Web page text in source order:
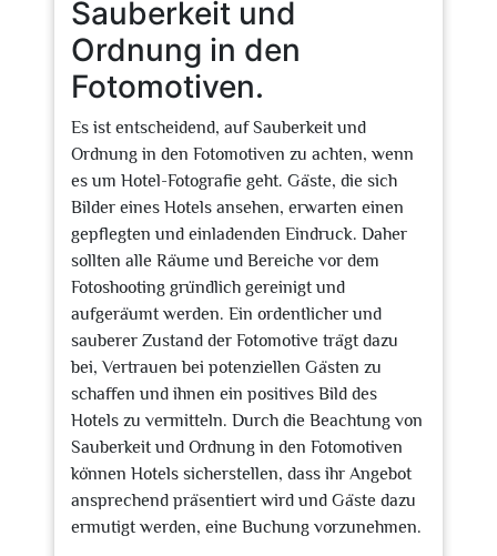
Sauberkeit und
Ordnung in den
Fotomotiven.
Es ist entscheidend, auf Sauberkeit und
Ordnung in den Fotomotiven zu achten, wenn
es um Hotel-Fotografie geht. Gäste, die sich
Bilder eines Hotels ansehen, erwarten einen
gepflegten und einladenden Eindruck. Daher
sollten alle Räume und Bereiche vor dem
Fotoshooting gründlich gereinigt und
aufgeräumt werden. Ein ordentlicher und
sauberer Zustand der Fotomotive trägt dazu
bei, Vertrauen bei potenziellen Gästen zu
schaffen und ihnen ein positives Bild des
Hotels zu vermitteln. Durch die Beachtung von
Sauberkeit und Ordnung in den Fotomotiven
können Hotels sicherstellen, dass ihr Angebot
ansprechend präsentiert wird und Gäste dazu
ermutigt werden, eine Buchung vorzunehmen.